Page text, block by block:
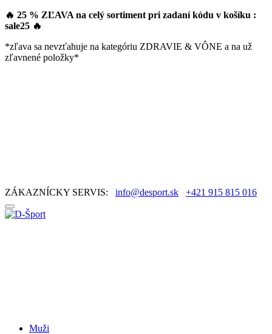
🔥 25 % ZĽAVA na celý sortiment pri zadaní kódu v košíku :
sale25 🔥
*zľava sa nevzťahuje na kategóriu ZDRAVIE & VÔNE a na už
zľavnené položky*
ZÁKAZNÍCKY SERVIS: info@desport.sk +421 915 815 016
Muži